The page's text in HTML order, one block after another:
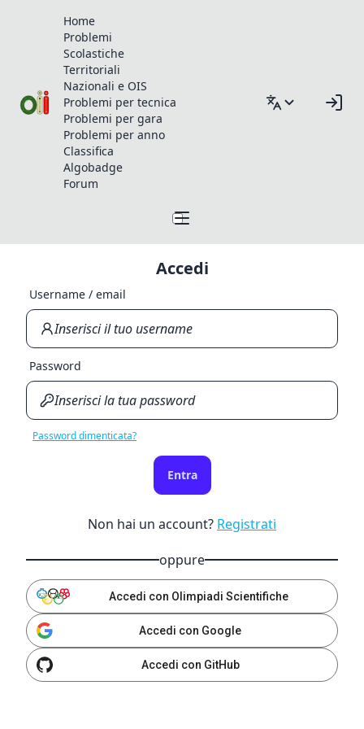
Home
Problemi
Scolastiche
Territoriali
Nazionali e OIS
Problemi per tecnica
Problemi per gara
Problemi per anno
Classifica
Algobadge
Forum
Accedi
Username / email
Password
Password dimenticata?
Entra
Non hai un account? Registrati
oppure
Accedi con Olimpiadi Scientifiche
Accedi con Google
Accedi con GitHub